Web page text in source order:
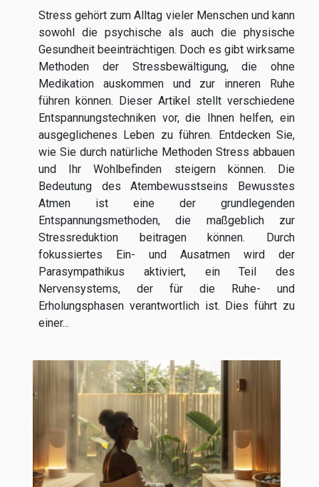
Stress gehört zum Alltag vieler Menschen und kann
sowohl die psychische als auch die physische
Gesundheit beeinträchtigen. Doch es gibt wirksame
Methoden der Stressbewältigung, die ohne
Medikation auskommen und zur inneren Ruhe
führen können. Dieser Artikel stellt verschiedene
Entspannungstechniken vor, die Ihnen helfen, ein
ausgeglichenes Leben zu führen. Entdecken Sie,
wie Sie durch natürliche Methoden Stress abbauen
und Ihr Wohlbefinden steigern können. Die
Bedeutung des Atembewusstseins Bewusstes
Atmen ist eine der grundlegenden
Entspannungsmethoden, die maßgeblich zur
Stressreduktion beitragen können. Durch
fokussiertes Ein- und Ausatmen wird der
Parasympathikus aktiviert, ein Teil des
Nervensystems, der für die Ruhe- und
Erholungsphasen verantwortlich ist. Dies führt zu
einer...